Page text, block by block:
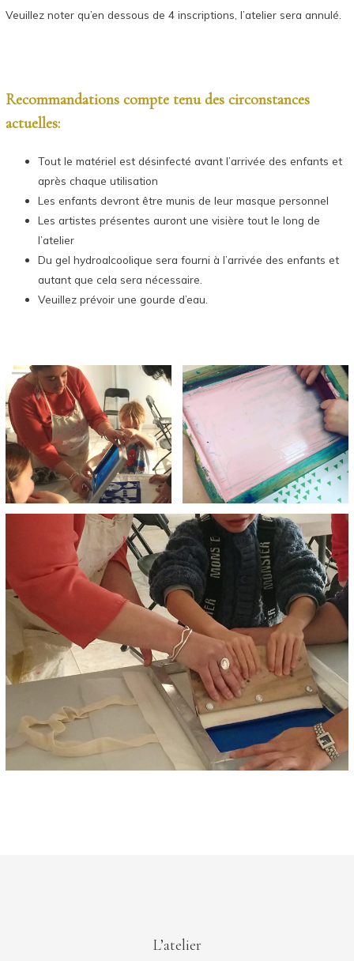
Veuillez noter qu’en dessous de 4 inscriptions, l’atelier sera annulé.
Recommandations compte tenu des circonstances
actuelles:
Tout le matériel est désinfecté avant l’arrivée des enfants et
après chaque utilisation
Les enfants devront être munis de leur masque personnel
Les artistes présentes auront une visière tout le long de
l’atelier
Du gel hydroalcoolique sera fourni à l’arrivée des enfants et
autant que cela sera nécessaire.
Veuillez prévoir une gourde d’eau.
L’atelier